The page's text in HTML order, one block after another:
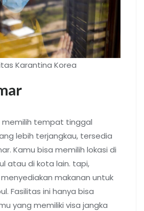
Karantina Korea
memilih tempat tinggal
lebih terjangkau, tersedia
Kamu bisa memilih lokasi di
atau di kota lain. tapi,
makanan untuk
Fasilitas ini hanya bisa
yang memiliki visa jangka